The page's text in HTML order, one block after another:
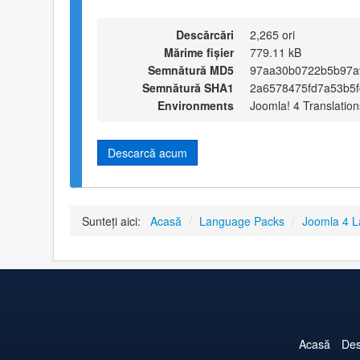
Descărcări
2,265 ori
Mărime fișier
779.11 kB
Semnătură MD5
Semnătură SHA1
Environments
Joomla! 4
Descarcă acum
Sunteți aici: Acasă / Language Packs / Joomla 4
Acasă